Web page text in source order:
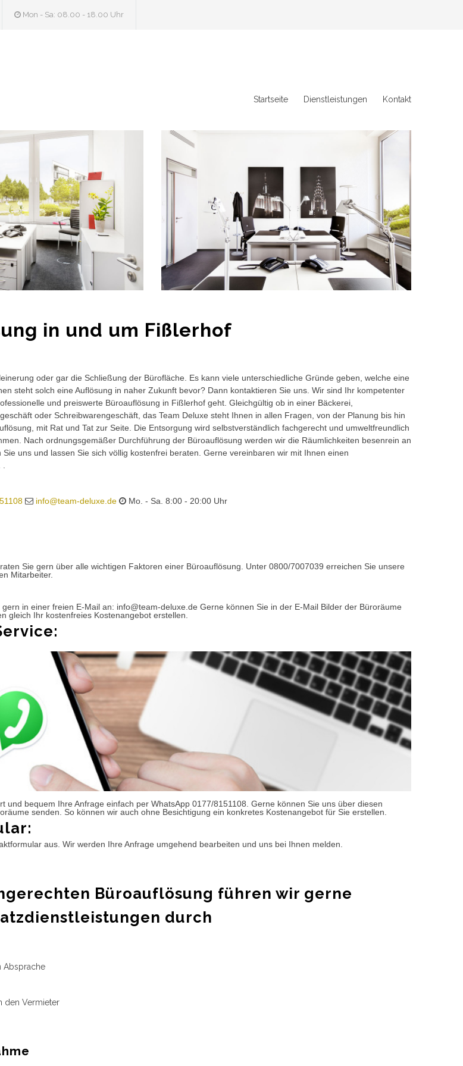
Mon - Sa: 08.00 - 18.00 Uhr
Startseite Dienstleistungen Kontakt
in und um Fißlerhof
oder gar die Schließung der Bürofläche. Es kann viele unterschiedliche Gründe geben, welche eine
steht solch eine Auflösung in naher Zukunft bevor? Dann kontaktieren Sie uns. Wir sind Ihr kompetenter
und preiswerte Büroauflösung in Fißlerhof geht. Gleichgültig ob in einer Bäckerei,
oder Schreibwarengeschäft, das Team Deluxe steht Ihnen in allen Fragen, von der Planung bis hin
mit Rat und Tat zur Seite. Die Entsorgung wird selbstverständlich fachgerecht und umweltfreundlich
Nach ordnungsgemäßer Durchführung der Büroauflösung werden wir die Räumlichkeiten besenrein an
uns und lassen Sie sich völlig kostenfrei beraten. Gerne vereinbaren wir mit Ihnen einen
info@team-deluxe.de Mo. - Sa. 8:00 - 20:00 Uhr
Sie gern über alle wichtigen Faktoren einer Büroauflösung. Unter 0800/7007039 erreichen Sie unsere
Mitarbeiter.
in einer freien E-Mail an: info@team-deluxe.de Gerne können Sie in der E-Mail Bilder der Büroräume
gleich Ihr kostenfreies Kostenangebot erstellen.
und bequem Ihre Anfrage einfach per WhatsApp 0177/8151108. Gerne können Sie uns über diesen
senden. So können wir auch ohne Besichtigung ein konkretes Kostenangebot für Sie erstellen.
aus. Wir werden Ihre Anfrage umgehend bearbeiten und uns bei Ihnen melden.
Büroauflösung führen wir gerne
durch
Absprache
den Vermieter